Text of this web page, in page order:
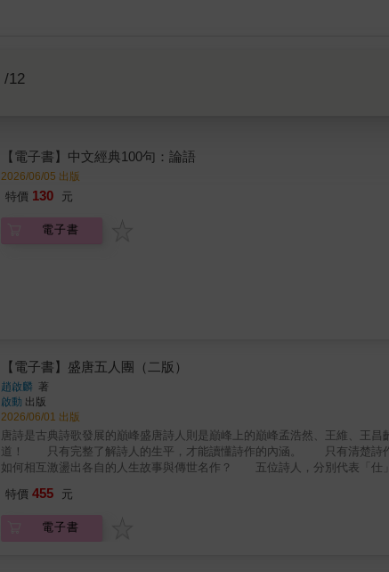
/12
【電子書】中文經典100句：論語
2026/06/05 出版
特價 130 元
電子書
【電子書】盛唐五人團（二版）
趙啟麟 著
啟動 出版
2026/06/01 出版
唐詩是古典詩歌發展的巔峰盛唐詩人則是巔峰上的巔峰孟浩然、王維、王
道！ 只有完整了解詩人的生平，才能讀懂詩作的內涵。 只有清楚詩
如何相互激盪出各自的人生故事與傳世名作？ 五位詩人，分別代表「
己，做一位拒絕出仕的隱士。 【佛】王維──我心素已閒的佛系青年
細行」而屢遭貶謫，無論其天才橫溢比肩王維、李白，都無助於他的
特價 455 元
電子書